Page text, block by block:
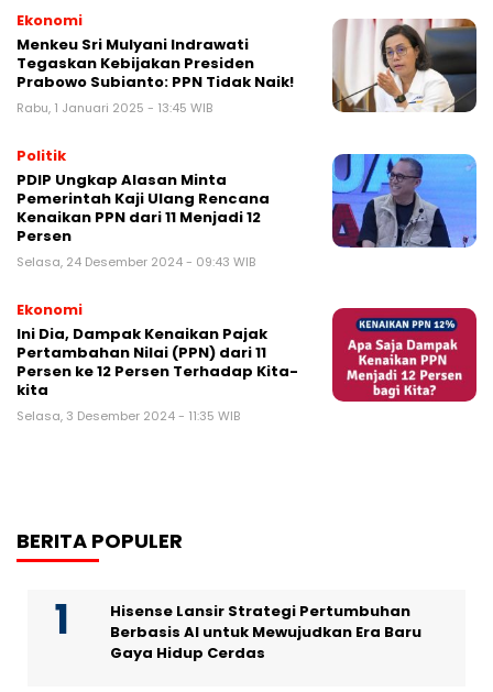
Ekonomi
Menkeu Sri Mulyani Indrawati
Tegaskan Kebijakan Presiden
Prabowo Subianto: PPN Tidak Naik!
Rabu, 1 Januari 2025 - 13:45 WIB
Politik
PDIP Ungkap Alasan Minta
Pemerintah Kaji Ulang Rencana
Kenaikan PPN dari 11 Menjadi 12
Persen
Selasa, 24 Desember 2024 - 09:43 WIB
Ekonomi
Ini Dia, Dampak Kenaikan Pajak
Pertambahan Nilai (PPN) dari 11
Persen ke 12 Persen Terhadap Kita-
kita
Selasa, 3 Desember 2024 - 11:35 WIB
BERITA POPULER
Hisense Lansir Strategi Pertumbuhan
Berbasis AI untuk Mewujudkan Era Baru
Gaya Hidup Cerdas